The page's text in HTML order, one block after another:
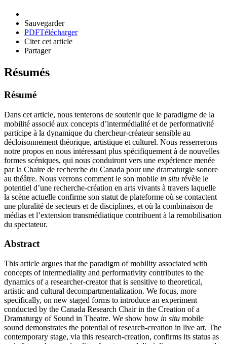
Sauvegarder
PDFTélécharger
Citer cet article
Partager
Résumés
Résumé
Dans cet article, nous tenterons de soutenir que le paradigme de la
mobilité associé aux concepts d’intermédialité et de performativité
participe à la dynamique du chercheur-créateur sensible au
décloisonnement théorique, artistique et culturel. Nous resserrerons
notre propos en nous intéressant plus spécifiquement à de nouvelles
formes scéniques, qui nous conduiront vers une expérience menée
par la Chaire de recherche du Canada pour une dramaturgie sonore
au théâtre. Nous verrons comment le son mobile in situ révèle le
potentiel d’une recherche-création en arts vivants à travers laquelle
la scène actuelle confirme son statut de plateforme où se contactent
une pluralité de secteurs et de disciplines, et où la combinaison de
médias et l’extension transmédiatique contribuent à la remobilisation
du spectateur.
Abstract
This article argues that the paradigm of mobility associated with
concepts of intermediality and performativity contributes to the
dynamics of a researcher-creator that is sensitive to theoretical,
artistic and cultural decompartmentalization. We focus, more
specifically, on new staged forms to introduce an experiment
conducted by the Canada Research Chair in the Creation of a
Dramaturgy of Sound in Theatre. We show how in situ mobile
sound demonstrates the potential of research-creation in live art. The
contemporary stage, via this research-creation, confirms its status as